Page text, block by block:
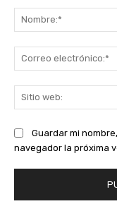
Guardar mi
navegador la próxima